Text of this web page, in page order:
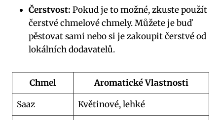
Čerstvost: Pokud je to možné, zkuste použít
čerstvé chmelové chmely. Můžete je buď
pěstovat sami nebo si je zakoupit čerstvé od
lokálních dodavatelů.
Chmel
Aromatické Vlastnosti
Saaz
Květinové, lehké